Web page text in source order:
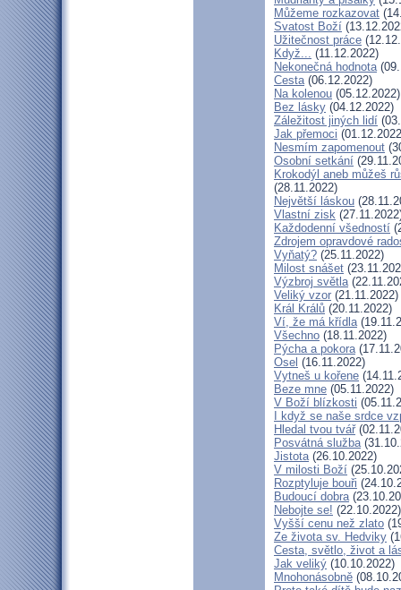
Můžeme rozkazovat
Svatost Boží
Užitečnost práce
Když... (11.12.2022)
Nekonečná hodnota
Cesta(06.12.2022)
Na kolenou (05.12.2022)
Bez lásky (04.12.2022)
Záležitost jiných lidí
Jak přemoci
Nesmím zapomenout
Osobní setkání
Krokodýl aneb můžeš
(28.11.2022)
Největší láskou
Vlastní zisk
Každodenní všedností
Zdrojem opravdové
Vyňatý? (25.11.2022)
Milost snášet
Výzbroj světla
Veliký vzor (21.11.2022)
Král Králů (20.11.2022)
Ví, že má křídla
Všechno (18.11.2022)
Pýcha a pokora
Osel (16.11.2022)
Vytneš u kořene
Beze mne (05.11.2022)
V Boží blízkosti
I když se naše srdce
Hledal tvou tvář
Posvátná služba
Jistota(26.10.2022)
V milosti Boží
Rozptyluje bouři
Budoucí dobra
Nebojte se! (22.10.2022)
Vyšší cenu než zlato
Ze života sv. Hedviky
Cesta, světlo, život a
Jak veliký (10.10.2022)
Mnohonásobně